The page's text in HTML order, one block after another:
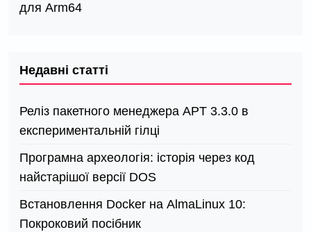
для Arm64
Недавні статті
Реліз пакетного менеджера APT 3.3.0 в
експериментальній гілці
Програмна археологія: історія через код
найстарішої версії DOS
Встановлення Docker на AlmaLinux 10:
Покроковий посібник